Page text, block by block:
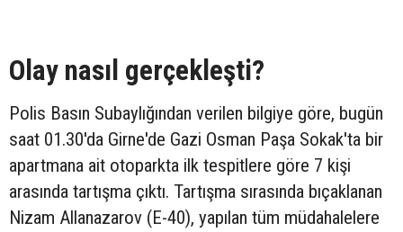
Olay nasıl gerçekleşti?
Polis Basın Subaylığından verilen bilgiye göre, bugün
saat 01.30'da Girne'de Gazi Osman Paşa Sokak'ta bir
apartmana ait otoparkta ilk tespitlere göre 7 kişi
arasında tartışma çıktı. Tartışma sırasında bıçaklanan
Nizam Allanazarov (E-40), yapılan tüm müdahalelere